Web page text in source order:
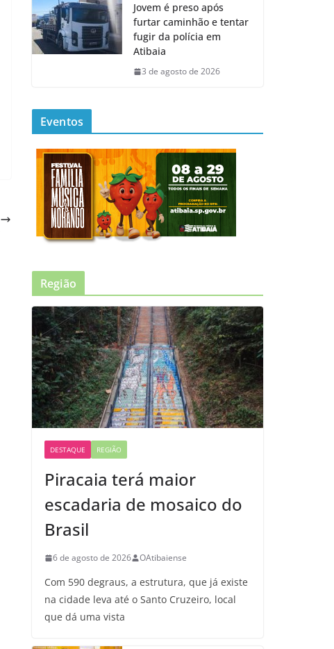
Jovem é preso após
furtar caminhão e tentar
fugir da polícia em
Atibaia
3 de agosto de 2026
Eventos
Região
DESTAQUE REGIÃO
Piracaia terá maior
escadaria de mosaico do
Brasil
6 de agosto de 2026 OAtibaiense
Com 590 degraus, a estrutura, que já existe
na cidade leva até o Santo Cruzeiro, local
que dá uma vista